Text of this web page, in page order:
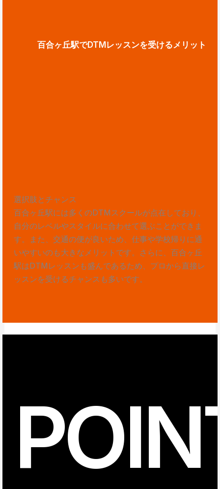
百合ヶ丘駅でDTMレッスンを受けるメリット
選択肢とチャンス
百合ヶ丘駅には多くのDTMスクールが点在しており、
自分のレベルやスタイルに合わせて選ぶことができま
す。また、交通の便が良いため、仕事や学校帰りに通
いやすいのも大きなメリットです。さらに、百合ヶ丘
駅はDTMレッスンも盛んであるため、プロから直接レ
ッスンを受けるチャンスも多いです。